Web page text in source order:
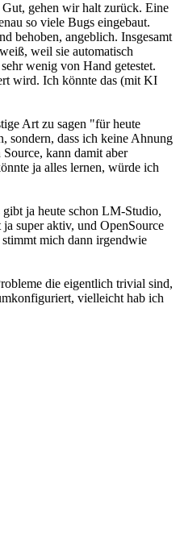
Gut, gehen wir halt zurück. Eine
so viele Bugs eingebaut.
behoben, angeblich. Insgesamt
weil sie automatisch
wenig von Hand getestet.
wird. Ich könnte das (mit KI
Art zu sagen "für heute
sondern, dass ich keine Ahnung
kann damit aber
ja alles lernen, würde ich
ja heute schon LM-Studio,
super aktiv, und OpenSource
mich dann irgendwie
die eigentlich trivial sind,
vielleicht hab ich